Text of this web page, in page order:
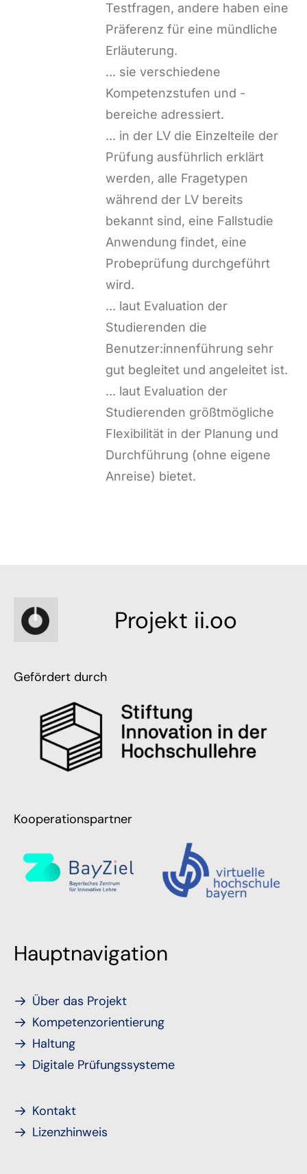
Testfragen, andere haben eine
Präferenz für eine mündliche
Erläuterung.
... sie verschiedene
Kompetenzstufen und -
bereiche adressiert.
... in der LV die Einzelteile der
Prüfung ausführlich erklärt
werden, alle Fragetypen
während der LV bereits
bekannt sind, eine Fallstudie
Anwendung findet, eine
Probeprüfung durchgeführt
wird.
... laut Evaluation der
Studierenden die
Benutzer:innenführung sehr
gut begleitet und angeleitet ist.
... laut Evaluation der
Studierenden größtmögliche
Flexibilität in der Planung und
Durchführung (ohne eigene
Anreise) bietet.
Projekt ii.oo
Gefördert durch
Kooperationspartner
Hauptnavigation
Über das Projekt
Kompetenzorientierung
Haltung
Digitale Prüfungssysteme
Kontakt
Lizenzhinweis